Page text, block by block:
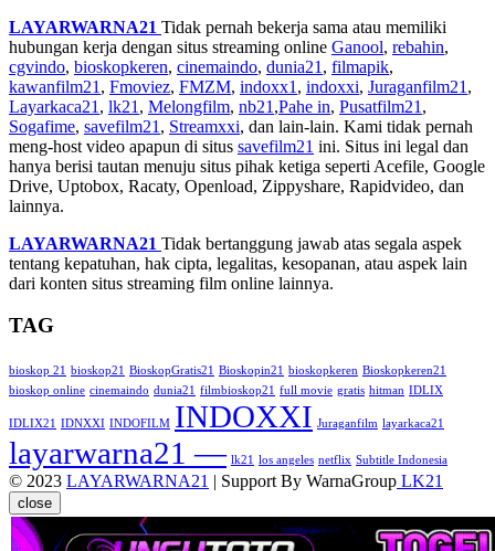
LAYARWARNA21 Tidak pernah bekerja sama atau memiliki
hubungan kerja dengan situs streaming online Ganool, rebahin,
cgvindo, bioskopkeren, cinemaindo, dunia21 , filmapik,
kawanfilm21 , Fmoviez, FMZM, indoxx1 , indoxxi, Juraganfilm21 ,
Layarkaca21 , lk21 , Melongfilm, nb21 ,Pahe in, Pusatfilm21 ,
Sogafime, savefilm21 , Streamxxi, dan lain-lain. Kami tidak pernah
meng-host video apapun di situs savefilm21 ini. Situs ini legal dan
hanya berisi tautan menuju situs pihak ketiga seperti Acefile, Google
Drive, Uptobox, Racaty, Openload, Zippyshare, Rapidvideo, dan
lainnya.
LAYARWARNA21 Tidak bertanggung jawab atas segala aspek
tentang kepatuhan, hak cipta, legalitas, kesopanan, atau aspek lain
dari konten situs streaming film online lainnya.
TAG
bioskop 21 bioskop21 BioskopGratis21 Bioskopin21 bioskopkeren Bioskopkeren21
bioskop online cinemaindo dunia21 filmbioskop21 full movie gratis hitman IDLIX
IDLIX21 IDNXXI INDOFILM INDOXXI Juraganfilm layarkaca21
layarwarna21 — lk21 los angeles netflix Subtitle Indonesia
© 2023 LAYARWARNA21 | Support By WarnaGroup LK21
close